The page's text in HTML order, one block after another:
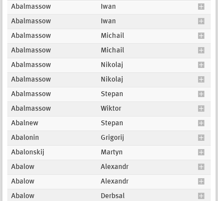
Abalmassow
Iwan
Abalmassow
Iwan
Abalmassow
Michail
Abalmassow
Michail
Abalmassow
Nikolaj
Abalmassow
Nikolaj
Abalmassow
Stepan
Abalmassow
Wiktor
Abalnew
Stepan
Abalonin
Grigorij
Abalonskij
Martyn
Abalow
Alexandr
Abalow
Alexandr
Abalow
Derbsal